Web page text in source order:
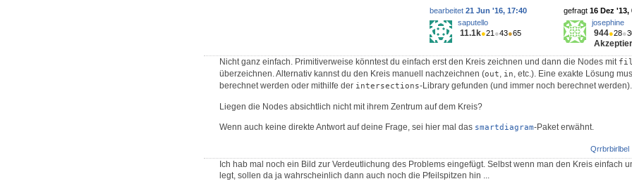
gefragt 16 Dez '13,
josephine
944●28●
bearbeitet 21 Jun '16, 17:40
saputello
11.1k●21 ●43●65
Nicht ganz einfach. Primitiverweise könntest du einfach erst den Kreis zeichnen und dann die Nodes mit
überzeichnen. Alternativ kannst du den Kreis manuell nachzeichnen (out, in, etc.). Eine exakte Lösung
berechnet werden oder mithilfe der intersections-Library gefunden (und immer noch berechnet werden).
Liegen die Nodes absichtlich nicht mit ihrem Zentrum auf dem Kreis?
Wenn auch keine direkte Antwort auf deine Frage, sei hier mal das smartdiagram-Paket erwähnt.
Qrrbrbirlbel
Ich hab mal noch ein Bild zur Verdeutlichung des Problems eingefügt. Selbst wenn man den Kreis einfach
legt, sollen da ja wahrscheinlich dann auch noch die Pfeilspitzen hin ...